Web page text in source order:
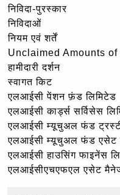
निविदा-पुरस्कार
निविदाओं
नियम एवं शर्तें
Unclaimed Amounts
हामीदारी दर्शन
स्वागत किट
एलआईसी पेंशन फ़ंड लिमिटेड
एलआईसी कार्ड्स सर्विसेस
एलआईसी म्यूचुअल फंड ट्रस्टी
एलआईसी म्यूचुअल फंड एसेट
एलआईसी हाउसिंग फाइनेंस
एलआईसीएचएफएल एसेट